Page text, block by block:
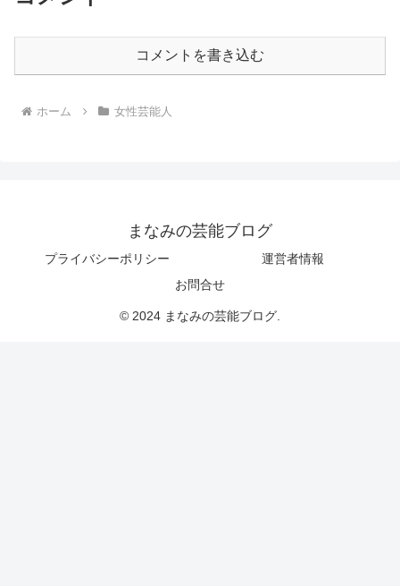
コメントを書き込む
ホーム 女性芸能人
まなみの芸能ブログ
プライバシーポリシー
運営者情報
お問合せ
© 2024 まなみの芸能ブログ.